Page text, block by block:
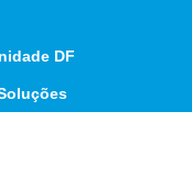
DF